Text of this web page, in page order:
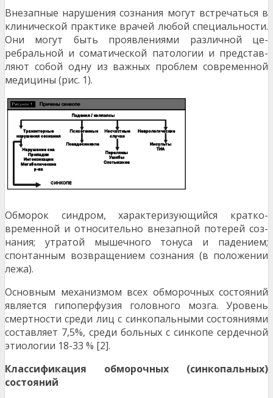
Внезапные нарушения сознания могут встречаться в
клинической практике врачей любой специально­сти.
Они могут быть проявлениями различной це­
ребральной и соматической патологии и представ­
ляют собой одну из важных проблем современной
медицины (рис. 1).
Обморок синдром, характеризующийся кратко­
временной и относительно внезапной потерей соз­
нания; утратой мышечного тонуса и падением;
спонтанным возвращением сознания (в положении
лежа).
Основным механизмом всех обморочных состояний
является гипоперфузия головного мозга. Уровень
смертности среди лиц с синкопальными состоя­ниями
составляет 7,5%, среди больных с синкопе сердечной
этиологии 18-33 % [2].
Классификация обморочных (синкопальных)
состояний